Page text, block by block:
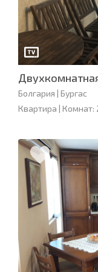
Болгария | Бургас
Квартира | Комнат: